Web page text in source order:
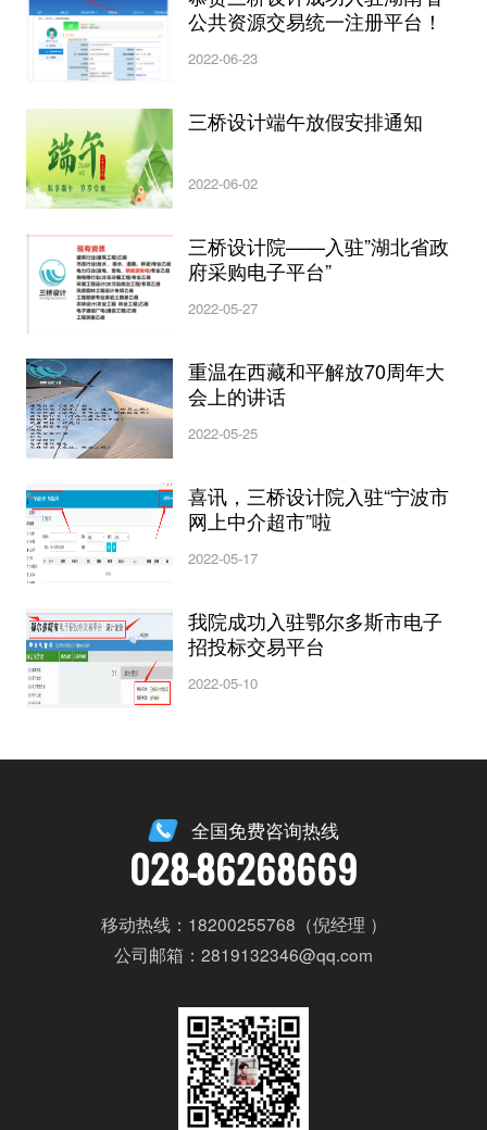
公共资源交易统一注册平台！
2022-06-23
三桥设计端午放假安排通知
2022-06-02
三桥设计院——入驻”湖北省政
府采购电子平台”
2022-05-27
重温在西藏和平解放70周年大
会上的讲话
2022-05-25
喜讯，三桥设计院入驻“宁波市
网上中介超市”啦
2022-05-17
我院成功入驻鄂尔多斯市电子
招投标交易平台
2022-05-10
全国免费咨询热线
028-86268669
移动热线：18200255768（倪经理 ）
公司邮箱：2819132346@qq.com